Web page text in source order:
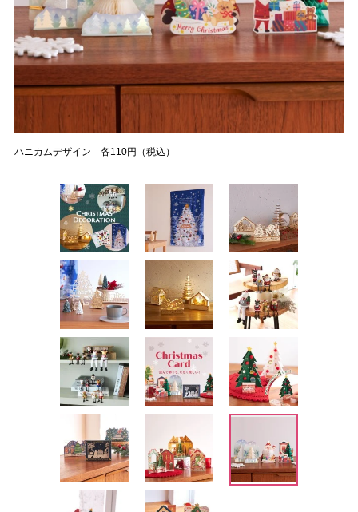
ハニカムデザイン 各110円（税込）